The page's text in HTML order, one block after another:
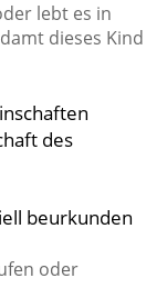
lebt es in
dieses Kind
des
beurkunden
oder